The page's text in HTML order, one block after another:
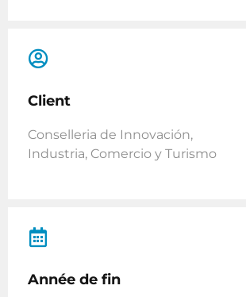
Client
Conselleria de Innovación,
Industria, Comercio y Turismo
Année de fin